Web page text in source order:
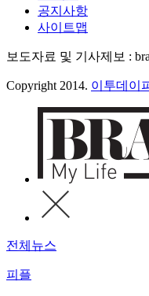
공지사항
사이트맵
보도자료 및 기사제보 :
Copyright 2014. 이투데이
전체뉴스
피플